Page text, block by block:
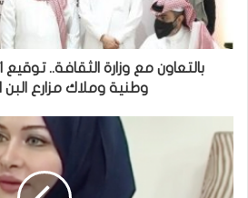
بالتعاون مع وزارة الثقافة..
وطنية وملاك مزارع